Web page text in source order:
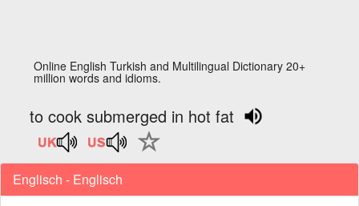
Online English Turkish and Multilingual Dictionary 20+
million words and idioms.
to cook submerged in hot fat
Englisch - Englisch